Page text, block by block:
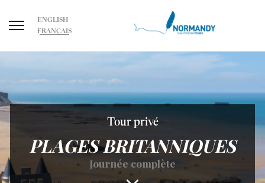
ENGLISH
FRANÇAIS
Tour privé
PLAGES BRITANNIQUES
Journée complète